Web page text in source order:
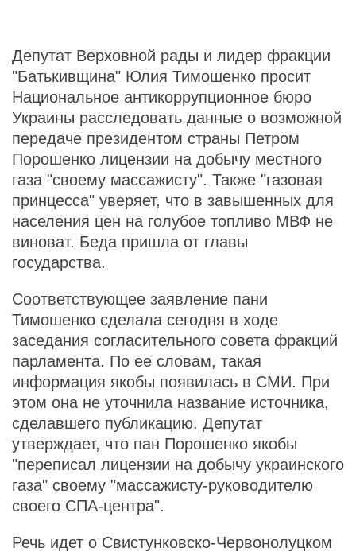
Депутат Верховной рады и лидер фракции
"Батькивщина" Юлия Тимошенко просит
Национальное антикоррупционное бюро
Украины расследовать данные о возможной
передаче президентом страны Петром
Порошенко лицензии на добычу местного
газа "своему массажисту". Также "газовая
принцесса" уверяет, что в завышенных для
населения цен на голубое топливо МВФ не
виноват. Беда пришла от главы
государства.
Соответствующее заявление пани
Тимошенко сделала сегодня в ходе
заседания согласительного совета фракций
парламента. По ее словам, такая
информация якобы появилась в СМИ. При
этом она не уточнила название источника,
сделавшего публикацию. Депутат
утверждает, что пан Порошенко якобы
"переписал лицензии на добычу украинского
газа" своему "массажисту-руководителю
своего СПА-центра".
Речь идет о Свистунковско-Червонолуцком